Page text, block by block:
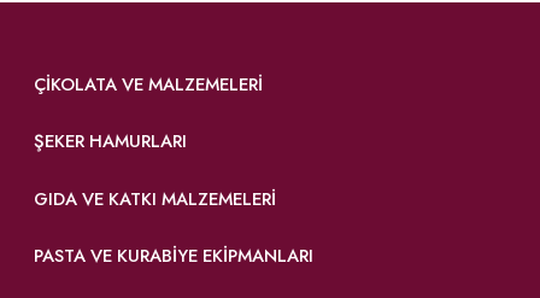
ÇIKOLATA VE MALZEMELERI
ŞEKER HAMURLARI
GIDA VE KATKI MALZEMELERI
PASTA VE KURABIYE EKIPMANLARI